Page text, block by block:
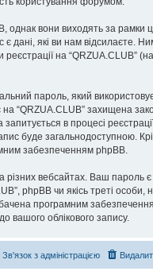
вони виходять за рамки
які ви нам відсилаєте.
на “QRZUA.CLUB”
пароль, який
“QRZUA.CLUB” захищена
в процесі
буде загальнодоступною.
забезпеченням phpBB.
вебсайтах. Ваш пароль
phpBB чи якісь треті
програмним
вашого облікового запису.
Зв'язок з адміністрацією